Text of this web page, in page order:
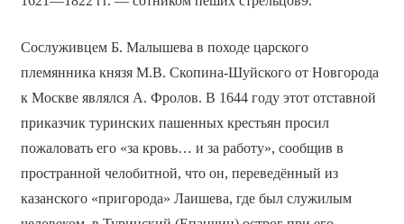
Сослуживцем Б. Малышева в походе царского
племянника князя М.В. Скопина-Шуйского от Новгорода
к Москве являлся А. Фролов. В 1644 году этот отставной
приказчик туринских пашенных крестьян просил
пожаловать его «за кровь… и за работу», сообщив в
пространной челобитной, что он, переведённый из
казанского «пригорода» Лаишева, где был служилым